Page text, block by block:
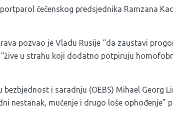
čečenskog predsjednika Ramzana
pozvao je Vladu Rusije “da zaustavi
u strahu koji dodatno potpiruju
i saradnju (OEBS) Mihael Georg
nestanak, mučenje i drugo loše ophođenje”